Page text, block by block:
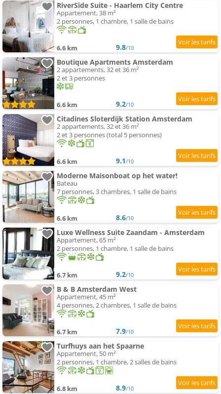
RiverSide Suite - Haarlem City Centre
Appartement, 38 m²
2 personnes, 1 chambre, 1 salle de bains
6.6 km 9.8/10
Boutique Apartments Amsterdam
2 appartements, 32 et 36 m²
2 et 3 personnes
6.6 km 9.2/10
Citadines Sloterdijk Station Amsterdam
2 appartements, 32 et 36 m²
2 et 3 personnes (total 5 personnes)
6.6 km 9.1/10
Moderne Maisonboat op het water!
Bateau
7 personnes, 3 chambres, 1 salle de bains
6.6 km 8.6/10
Luxe Wellness Suite Zaandam - Amsterdam
Appartement, 65 m²
2 personnes, 1 chambre, 1 salle de bains
6.7 km 9.2/10
B & B Amsterdam West
Appartement, 45 m²
4 personnes, 2 chambres, 1 salle de bains
6.7 km 7.9/10
Turfhuys aan het Spaarne
Appartement, 50 m²
2 personnes, 1 chambre, 2 salles de bains
6.8 km 8.9/10